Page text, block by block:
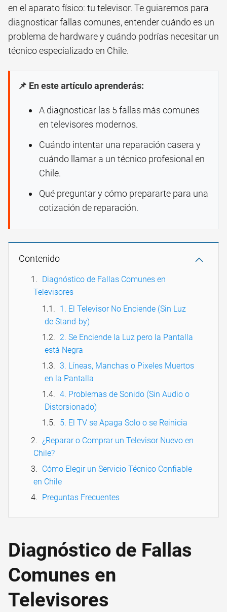
en el aparato físico: tu televisor. Te guiaremos para
diagnosticar fallas comunes, entender cuándo es un
problema de hardware y cuándo podrías necesitar un
técnico especializado en Chile.
📌 En este artículo aprenderás:
A diagnosticar las 5 fallas más comunes
en televisores modernos.
Cuándo intentar una reparación casera y
cuándo llamar a un técnico profesional en
Chile.
Qué preguntar y cómo prepararte para una
cotización de reparación.
Contenido
Diagnóstico de Fallas Comunes en
Televisores
1. El Televisor No Enciende (Sin Luz
de Stand-by)
2. Se Enciende la Luz pero la Pantalla
está Negra
3. Líneas, Manchas o Pixeles Muertos
en la Pantalla
4. Problemas de Sonido (Sin Audio o
Distorsionado)
5. El TV se Apaga Solo o se Reinicia
¿Reparar o Comprar un Televisor Nuevo en
Chile?
Cómo Elegir un Servicio Técnico Confiable
en Chile
Preguntas Frecuentes
Diagnóstico de Fallas
Comunes en
Televisores